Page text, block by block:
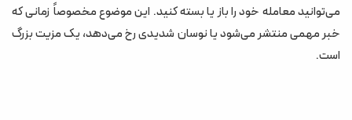
می‌توانید معامله خود را باز یا بسته کنید. این موضوع مخصوصاً زمانی که
خبر مهمی منتشر می‌شود یا نوسان شدیدی رخ می‌دهد، یک مزیت بزرگ
است.